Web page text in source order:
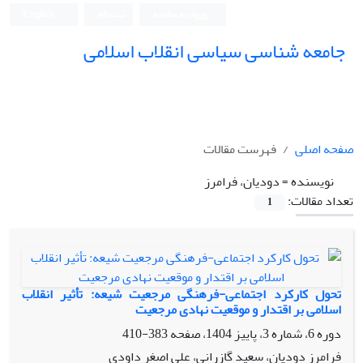
جامعه شناسی سیاسی انقلاب اسلامی
صفحه اصلی
فهرست مقالات
نویسنده =دودیان، فرامرز
تعداد مقالات:
1
تحول کارکرد اجتماعی-فرهنگی مرجعیت شیعه: تأثیر انقلاب
اسلامی بر اقتدار و موقعیت نهادی مرجعیت
دوره 6، شماره 3، پاییز 1404، صفحه
383-410
فرامرز دودیان، سعید گازرانی، علی اصغر داودی